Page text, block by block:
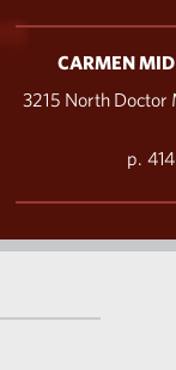
CARMEN
3215 North Doctor
p.